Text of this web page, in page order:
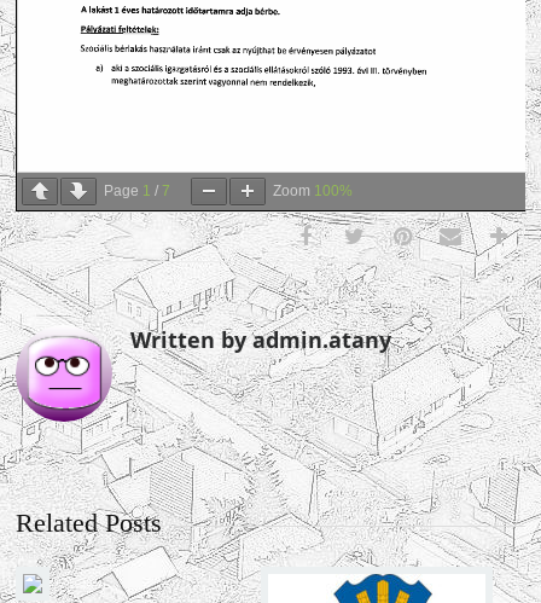
Page 1 / 7 Zoom 100%
Written by admin.atany
Related Posts